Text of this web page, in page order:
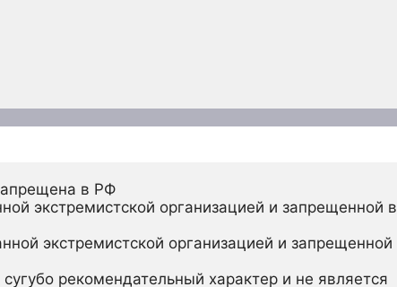
в РФ
экстремистской организацией и запрещенной в
экстремистской организацией и запрещенной
рекомендательный характер и не является